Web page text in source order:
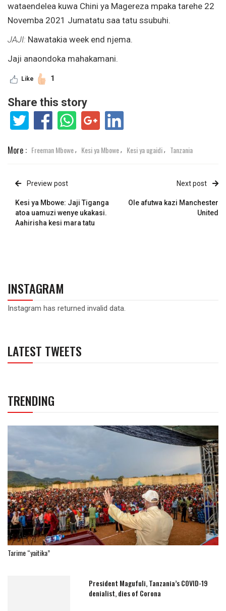
wataendelea kuwa Chini ya Magereza mpaka tarehe 22
Novemba 2021 Jumatatu saa tatu ssubuhi.
JAJI: Nawatakia week end njema.
Jaji anaondoka mahakamani.
Like 1
Share this story
More : Freeman Mbowe, Kesi ya Mbowe, Kesi ya ugaidi, Tanzania
Preview post
Kesi ya Mbowe: Jaji Tiganga
atoa uamuzi wenye ukakasi.
Aahirisha kesi mara tatu
Next post
Ole afutwa kazi Manchester
United
INSTAGRAM
Instagram has returned invalid data.
LATEST TWEETS
TRENDING
Tarime “yaitika”
President Magufuli, Tanzania’s COVID-19
denialist, dies of Corona